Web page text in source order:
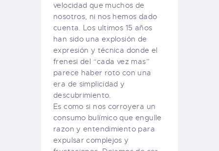
velocidad que muchos de
nosotros, ni nos hemos dado
cuenta. Los ultimos 15 años
han sido una explosión de
expresión y técnica donde el
frenesi del “cada vez mas”
parece haber roto con una
era de simplicidad y
descubrimiento.
Es como si nos corroyera un
consumo bulímico que engulle
razon y entendimiento para
expulsar complejos y